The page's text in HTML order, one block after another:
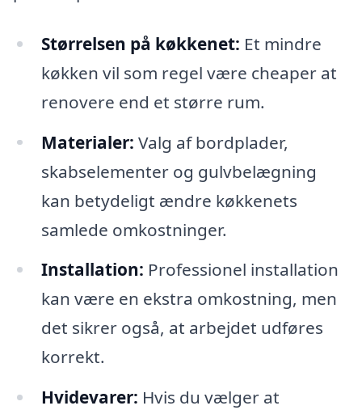
Størrelsen på køkkenet: Et mindre
køkken vil som regel være cheaper at
renovere end et større rum.
Materialer: Valg af bordplader,
skabselementer og gulvbelægning
kan betydeligt ændre køkkenets
samlede omkostninger.
Installation: Professionel installation
kan være en ekstra omkostning, men
det sikrer også, at arbejdet udføres
korrekt.
Hvidevarer: Hvis du vælger at